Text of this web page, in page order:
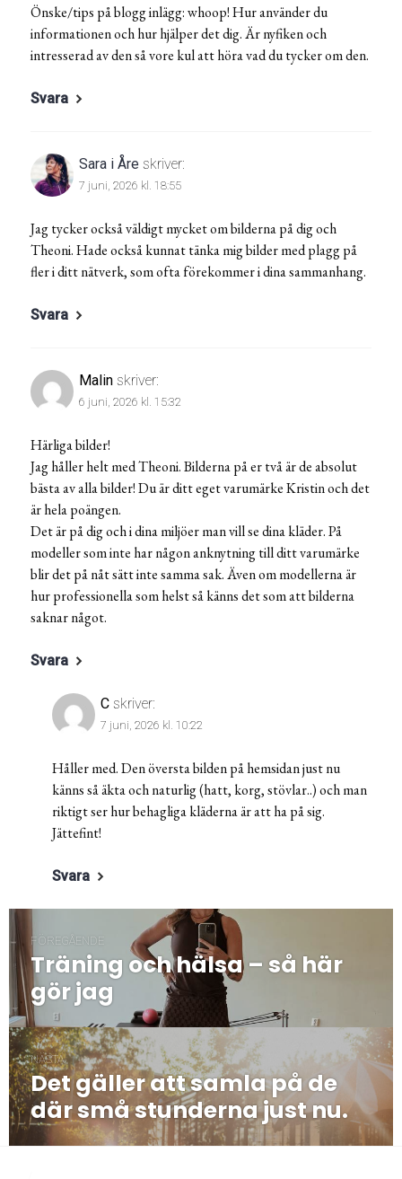
Önske/tips på blogg inlägg: whoop! Hur använder du
informationen och hur hjälper det dig. Är nyfiken och
intresserad av den så vore kul att höra vad du tycker om den.
Svara
Sara i Åre skriver:
7 juni, 2026 kl. 18:55
Jag tycker också väldigt mycket om bilderna på dig och
Theoni. Hade också kunnat tänka mig bilder med plagg på
fler i ditt nätverk, som ofta förekommer i dina sammanhang.
Svara
Malin skriver:
6 juni, 2026 kl. 15:32
Härliga bilder!
Jag håller helt med Theoni. Bilderna på er två är de absolut
bästa av alla bilder! Du är ditt eget varumärke Kristin och det
är hela poängen.
Det är på dig och i dina miljöer man vill se dina kläder. På
modeller som inte har någon anknytning till ditt varumärke
blir det på nåt sätt inte samma sak. Även om modellerna är
hur professionella som helst så känns det som att bilderna
saknar något.
Svara
C skriver:
7 juni, 2026 kl. 10:22
Håller med. Den översta bilden på hemsidan just nu
känns så äkta och naturlig (hatt, korg, stövlar..) och man
riktigt ser hur behagliga kläderna är att ha på sig.
Jättefint!
Svara
Inläggsnavigering
FÖREGÅENDE
Föregående
post:
Träning och hälsa – så här
gör jag
NÄSTA
Nästa
post:
Det gäller att samla på de
där små stunderna just nu.